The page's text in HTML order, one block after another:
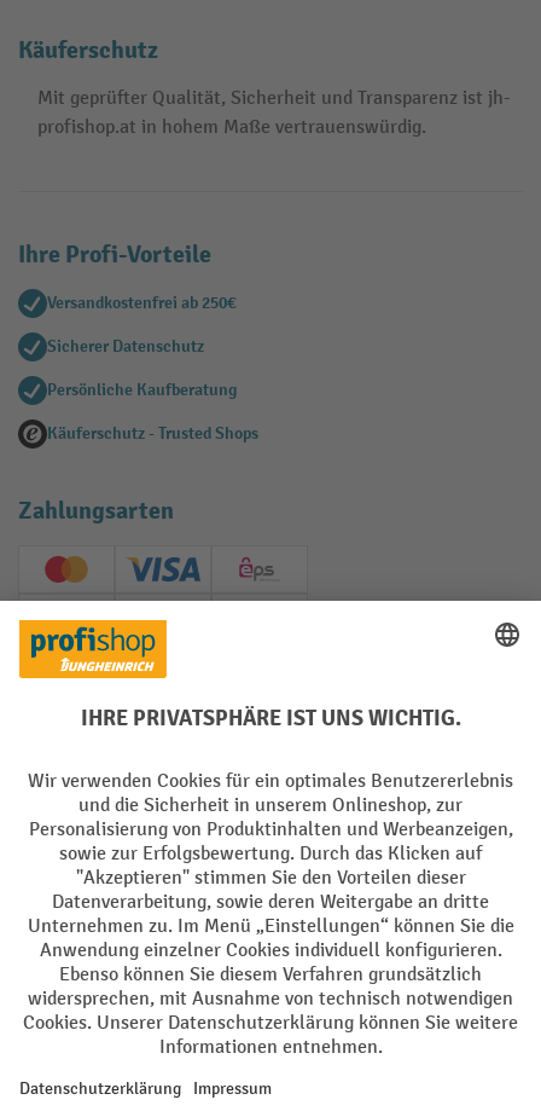
Käuferschutz
Mit geprüfter Qualität, Sicherheit und Transparenz ist jh-
profishop.at in hohem Maße vertrauenswürdig.
Ihre Profi-Vorteile
Versandkostenfrei ab 250€
Sicherer Datenschutz
Persönliche Kaufberatung
Käuferschutz - Trusted Shops
Zahlungsarten
Creditcard (Master)Creditcard (Visa)
EPS
PayPal
Soziale Netzwerke
Impressum Datenschutz
Barrierefreiheit Privacy Settings
Alle Preise exkl. gesetzl. Mehrwertsteuer zzgl.Versandkostenund ggf.
Nachnahmegebühren, wenn nicht anders angegeben.
¹ Der Rabatt gilt so lange der Vorrat reicht. Der Rabatt gilt nicht auf
oder Gutscheinen ist nicht möglich. | ² Der Rabatt wird einmalig bei